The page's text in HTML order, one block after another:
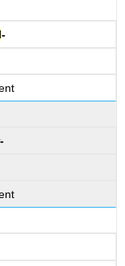
l-
ent
ent